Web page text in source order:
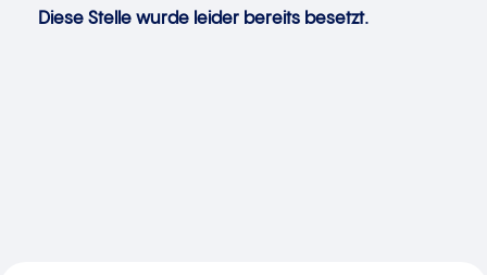
Diese Stelle wurde leider bereits besetzt.